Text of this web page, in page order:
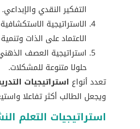
التفكير النقدي والإبداعي.
الاستراتيجية
الاعتماد على الذات
استراتيجية العصف
حلولا متنوعة للمشكلات.
تعدد أنواع استراتيجيات
ويجعل الطالب أكثر تفاعلا
استراتيجيات التعلم